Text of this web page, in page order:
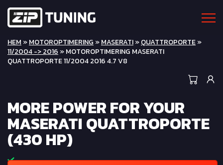
HEM »MOTOROPTIMERING »MASERATI»QUATTROPORTE»
11/2004 -> 2016 » MOTOROPTIMERING MASERATI
QUATTROPORTE 11/2004 2016 4.7 V8
MORE POWER FOR YOUR
MASERATI QUATTROPORTE
(430 HP)